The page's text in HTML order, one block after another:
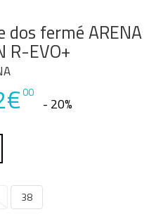
dos fermé ARENA
R-EVO+
00
- 20%
38